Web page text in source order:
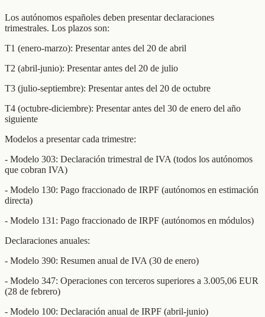
Los autónomos españoles deben presentar declaraciones
trimestrales. Los plazos son:
T1 (enero-marzo): Presentar antes del 20 de abril
T2 (abril-junio): Presentar antes del 20 de julio
T3 (julio-septiembre): Presentar antes del 20 de octubre
T4 (octubre-diciembre): Presentar antes del 30 de enero del año
siguiente
Modelos a presentar cada trimestre:
- Modelo 303: Declaración trimestral de IVA (todos los autónomos
que cobran IVA)
- Modelo 130: Pago fraccionado de IRPF (autónomos en estimación
directa)
- Modelo 131: Pago fraccionado de IRPF (autónomos en módulos)
Declaraciones anuales:
- Modelo 390: Resumen anual de IVA (30 de enero)
- Modelo 347: Operaciones con terceros superiores a 3.005,06 EUR
(28 de febrero)
- Modelo 100: Declaración anual de IRPF (abril-junio)